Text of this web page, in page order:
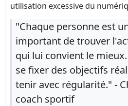
utilisation excessive du
"Chaque personne est
important de trouver
qui lui convient le
se fixer des objectifs
tenir avec régularité." -
coach sportif